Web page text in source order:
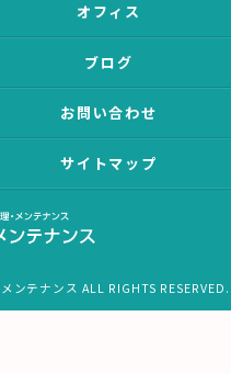
オフィス
ブログ
お問い合わせ
サイトマップ
テナンス ALL RIGHTS RESERVED.